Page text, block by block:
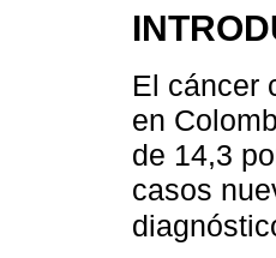
El cáncer
en
de 14,3
casos